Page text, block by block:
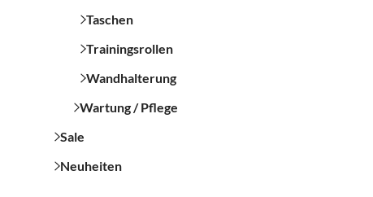
Taschen
Trainingsrollen
Wandhalterung
Wartung / Pflege
Sale
Neuheiten